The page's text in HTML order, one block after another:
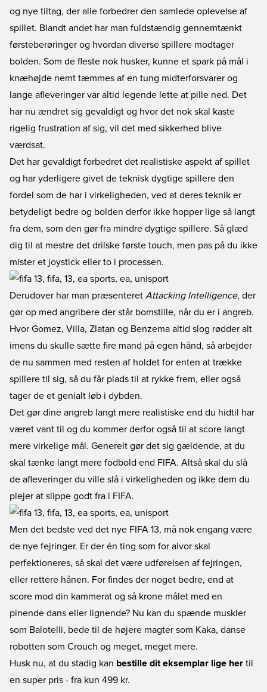
og nye tiltag, der alle forbedrer den samlede oplevelse af
spillet. Blandt andet har man fuldstændig gennemtænkt
førsteberøringer og hvordan diverse spillere modtager
bolden. Som de fleste nok husker, kunne et spark på mål i
knæhøjde nemt tæmmes af en tung midterforsvarer og
lange afleveringer var altid legende lette at pille ned. Det
har nu ændret sig gevaldigt og hvor det nok skal kaste
rigelig frustration af sig, vil det med sikkerhed blive
værdsat.
Det har gevaldigt forbedret det realistiske aspekt af spillet
og har yderligere givet de teknisk dygtige spillere den
fordel som de har i virkeligheden, ved at deres teknik er
betydeligt bedre og bolden derfor ikke hopper lige så langt
fra dem, som den gør fra mindre dygtige spillere. Så glæd
dig til at mestre det drilske første touch, men pas på du ikke
mister et joystick eller to i processen.
Derudover har man præsenteret Attacking Intelligence, der
gør op med angribere der står bomstille, når du er i angreb.
Hvor Gomez, Villa, Zlatan og Benzema altid slog rødder alt
imens du skulle sætte fire mand på egen hånd, så arbejder
de nu sammen med resten af holdet for enten at trække
spillere til sig, så du får plads til at rykke frem, eller også
tager de et genialt løb i dybden.
Det gør dine angreb langt mere realistiske end du hidtil har
været vant til og du kommer derfor også til at score langt
mere virkelige mål. Generelt gør det sig gældende, at du
skal tænke langt mere fodbold end FIFA. Altså skal du slå
de afleveringer du ville slå i virkeligheden og ikke dem du
plejer at slippe godt fra i FIFA.
Men det bedste ved det nye FIFA 13, må nok engang være
de nye fejringer. Er der én ting som for alvor skal
perfektioneres, så skal det være udførelsen af fejringen,
eller rettere hånen. For findes der noget bedre, end at
score mod din kammerat og så krone målet med en
pinende dans eller lignende? Nu kan du spænde muskler
som Balotelli, bede til de højere magter som Kaka, danse
robotten som Crouch og meget, meget mere.
Husk nu, at du stadig kan bestille dit eksemplar lige her til
en super pris - fra kun 499 kr.